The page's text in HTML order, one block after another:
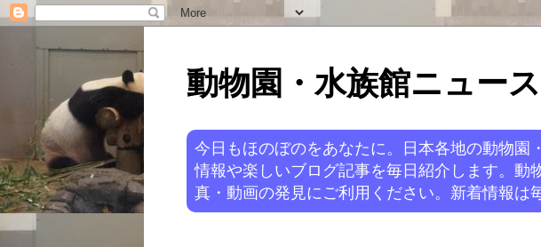
動物園・水族館ニュー
今日もほのぼのをあなたに。日本各地の動物
情報や楽しいブログ記事を毎日紹介します。
真・動画の発見にご利用ください。新着情報は